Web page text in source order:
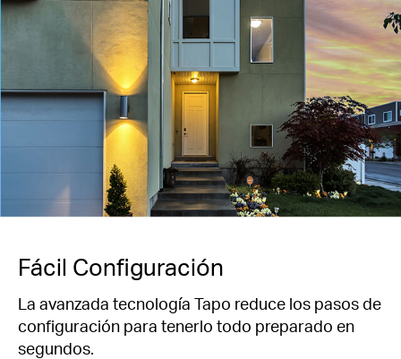
Fácil Configuración
La avanzada tecnología Tapo reduce los pasos de
configuración para tenerlo todo preparado en
segundos.